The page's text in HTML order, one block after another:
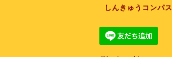
しんきゅうコンパス